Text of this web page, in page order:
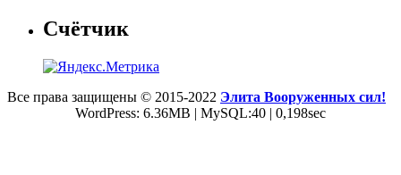
Счётчик
Все права защищены © 2015-2022 Элита Вооруженных сил!
WordPress: 6.36MB | MySQL:40 | 0,198sec